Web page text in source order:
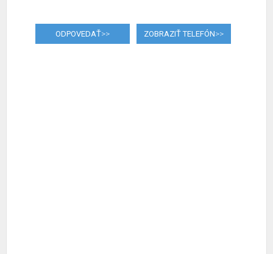
ODPOVEDAŤ>> ZOBRAZIŤ TELEFÓN>>